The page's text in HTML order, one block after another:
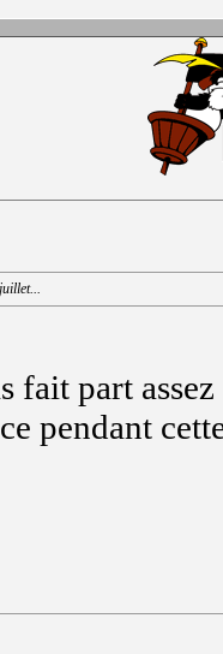
fait part
pendant